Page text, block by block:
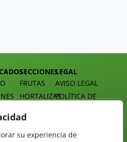
su experiencia de
SECCIONES
FRUTAS
HORTALIZAS
MERCADOS
ALIMENTACIÓN
LEGAL
AVISO LEGAL
POLÍTICA DE